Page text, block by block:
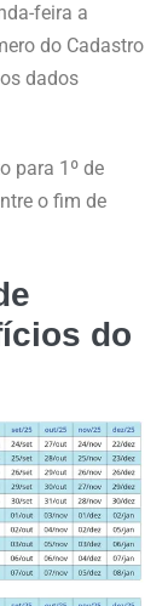
feira a
do Cadastro
dados
para 1º de
o fim de
do